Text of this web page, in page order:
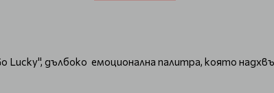
Lucky", дълбоко емоционална палитра, която